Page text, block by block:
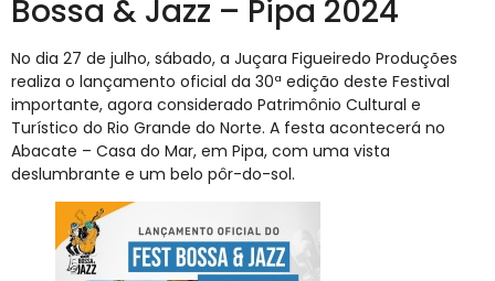
Bossa & Jazz – Pipa 2024
No dia 27 de julho, sábado, a Juçara Figueiredo Produções
realiza o lançamento oficial da 30ª edição deste Festival
importante, agora considerado Patrimônio Cultural e
Turístico do Rio Grande do Norte. A festa acontecerá no
Abacate – Casa do Mar, em Pipa, com uma vista
deslumbrante e um belo pôr-do-sol.